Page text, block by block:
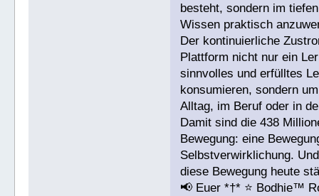
besteht, sondern im
Wissen praktisch
Der kontinuierliche
Plattform nicht nur ein
sinnvolles und erfülltes
konsumieren, sondern
Alltag, im Beruf oder in
Damit sind die 438
Bewegung: eine
Selbstverwirklichung.
diese Bewegung heute
📢 Euer *†* ⭐️ Bodhie™